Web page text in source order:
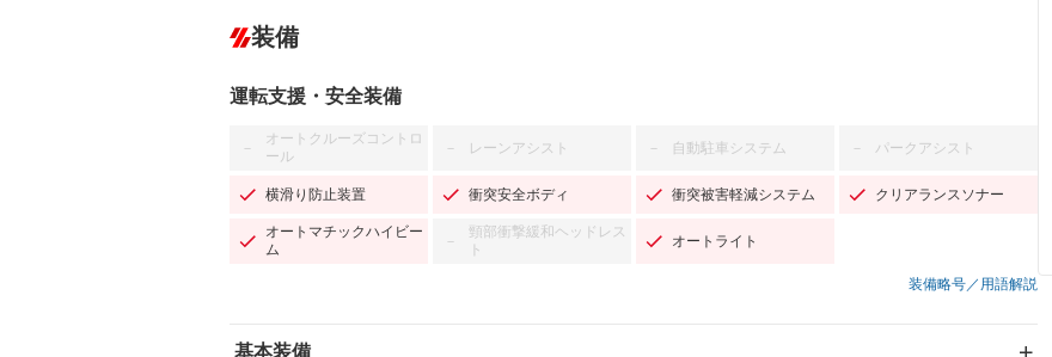
装備
運転支援・安全装備
－
オートクルーズコントロ
ール
－ レーンアシスト － 自動駐車システム － パークアシスト
横滑り防止装置 衝突安全ボディ 衝突被害軽減システム クリアランスソナー
オートマチックハイビー
ム
－
頸部衝撃緩和ヘッドレス
ト
オートライト
装備略号／用語解説
基本装備